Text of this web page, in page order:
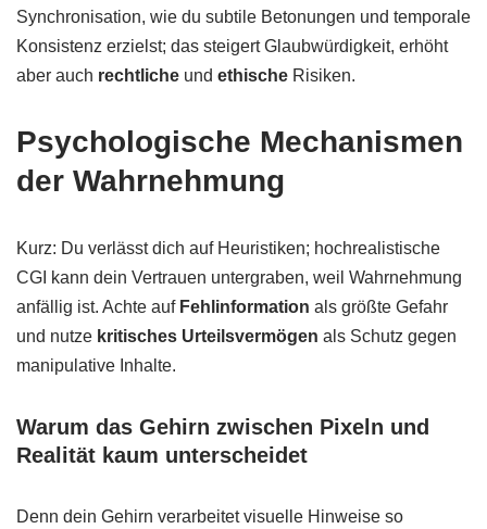
Synchronisation, wie du subtile Betonungen und temporale
Konsistenz erzielst; das steigert Glaubwürdigkeit, erhöht
aber auch rechtliche und ethische Risiken.
Psychologische Mechanismen
der Wahrnehmung
Kurz: Du verlässt dich auf Heuristiken; hochrealistische
CGI kann dein Vertrauen untergraben, weil Wahrnehmung
anfällig ist. Achte auf Fehlinformation als größte Gefahr
und nutze kritisches Urteilsvermögen als Schutz gegen
manipulative Inhalte.
Warum das Gehirn zwischen Pixeln und
Realität kaum unterscheidet
Denn dein Gehirn verarbeitet visuelle Hinweise so